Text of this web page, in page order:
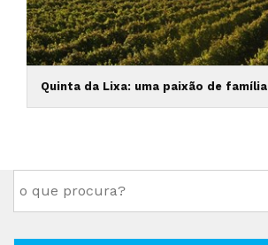
Quinta da Lixa: uma paixão de família